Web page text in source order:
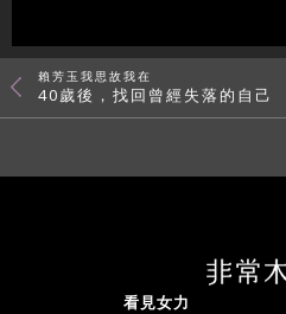
賴芳玉我思故我在
40歲後，找回曾經失落的自己
看見女力